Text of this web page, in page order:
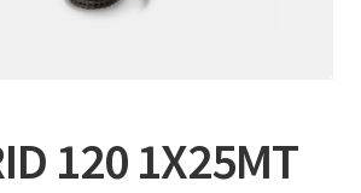
120 1X25MT